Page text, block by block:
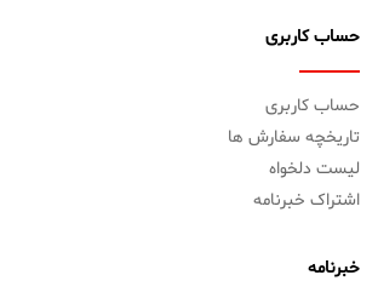
حساب کاربری
حساب کاربری
تاریخچه سفارش ها
لیست دلخواه
اشتراک خبرنامه
خبرنامه